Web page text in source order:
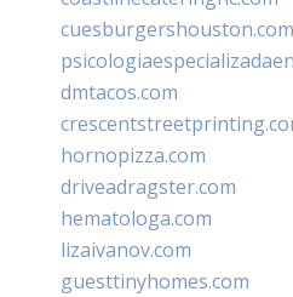
cuesburgershouston.com
dmtacos.com
hornopizza.com
driveadragster.com
hematologa.com
lizaivanov.com
guesttinyhomes.com